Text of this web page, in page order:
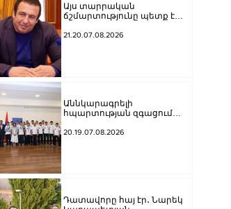
Այս տարրական
ճշմարտությունը պետք է
ուժայիններին և
21.20.07.08.2026
Աննկարագրելի
հպարտության զգացում
օրհներգը, ու բարձրացվեց
անդամներին
20.19.07.08.2026
Դատավորը հայ էր․ Նարեկ